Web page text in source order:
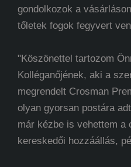
gondolkozok a
tőletek fogok fegyvert
"Köszönettel tartozom
Kolléganőjének, aki a
megrendelt Crosman
olyan gyorsan postára
már kézbe is vehettem a
kereskedői hozzáállás,